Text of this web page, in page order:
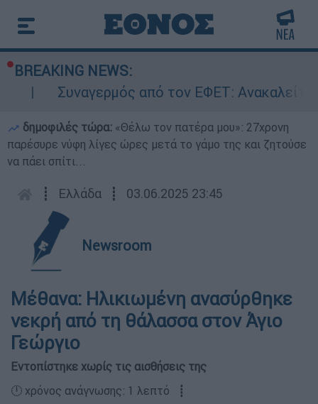
BREAKING NEWS:
Συναγερμός από τον ΕΦΕΤ: Ανακαλείται
δημοφιλές τώρα: «Θέλω τον πατέρα μου»: 27χρονη
παρέσυρε νύφη λίγες ώρες μετά το γάμο της και ζητούσε
να πάει σπίτι...
┋ Ελλάδα ┋ 03.06.2025 23:45
Newsroom
Μέθανα: Ηλικιωμένη ανασύρθηκε
νεκρή από τη θάλασσα στον Άγιο
Γεώργιο
Εντοπίστηκε χωρίς τις αισθήσεις της
🕛 χρόνος ανάγνωσης: 1 λεπτό ┋